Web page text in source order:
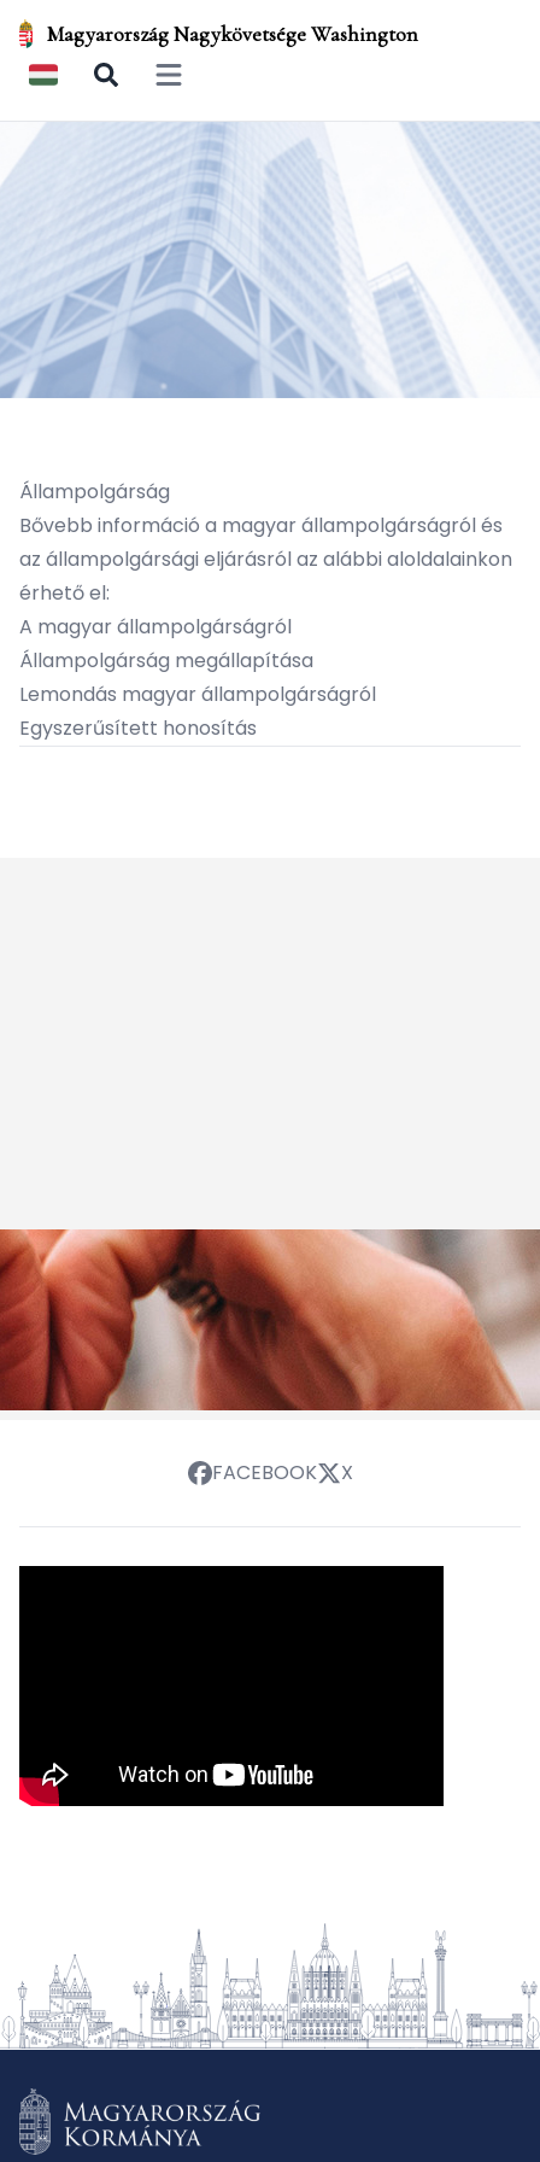
Magyarország Nagykövetsége Washington
Open main menu
Állampolgárság
Bővebb információ a magyar állampolgárságról és
az állampolgársági eljárásról az alábbi aloldalainkon
érhető el:
A magyar állampolgárságról
Állampolgárság megállapítása
Lemondás magyar állampolgárságról
Egyszerűsített honosítás
FACEBOOK X